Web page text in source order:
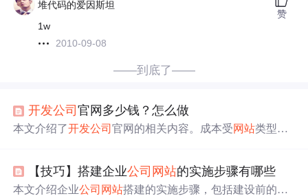
堆代码的爱因斯坦
1w
2010-09-08
赞
——到底了——
开发公司官网多少钱？怎么做
本文介绍了开发公司官网的相关内容。成本受网站类型、
了一秒互联公司，其技术强、服务专业，能提供全方位科
技服务和灵活报价。
【技巧】搭建企业公司 网站的实施步骤有哪些
本文介绍企业公司 网站搭建的实施步骤，包括建设前的市